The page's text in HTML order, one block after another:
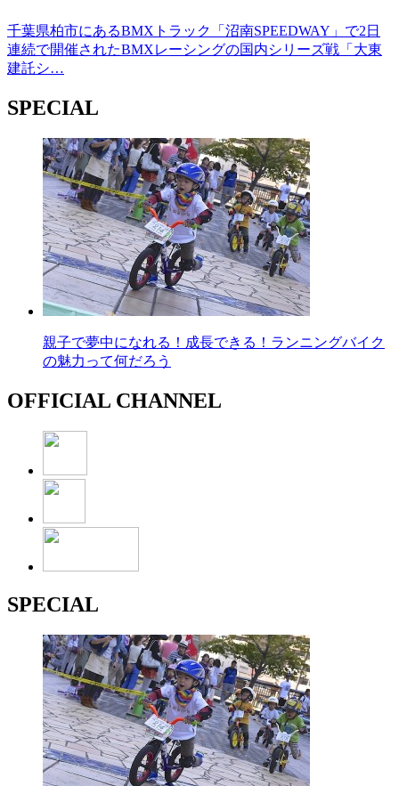
千葉県柏市にあるBMXトラック「沼南SPEEDWAY」で2日
連続で開催されたBMXレーシングの国内シリーズ戦「大東
建託シ…
SPECIAL
親子で夢中になれる！成長できる！ランニングバイク
の魅力って何だろう
OFFICIAL CHANNEL
SPECIAL